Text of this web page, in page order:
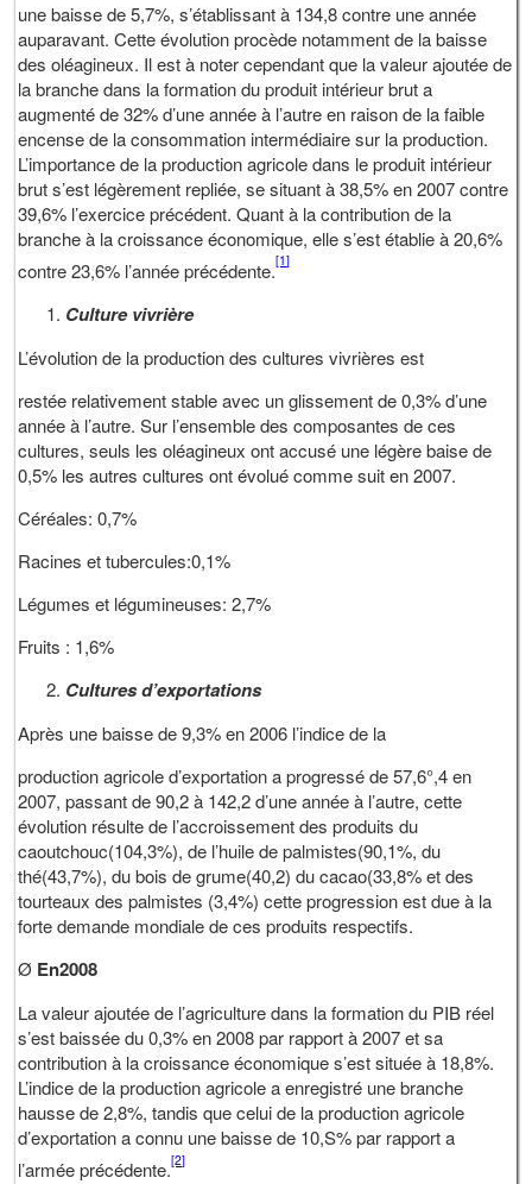
une baisse de 5,7%, s’établissant à 134,8 contre une année
auparavant. Cette évolution procède notamment de la baisse
des oléagineux. Il est à noter cependant que la valeur ajoutée de
la branche dans la formation du produit intérieur brut a
augmenté de 32% d’une année à l’autre en raison de la faible
encense de la consommation intermédiaire sur la production.
L’importance de la production agricole dans le produit intérieur
brut s’est légèrement repliée, se situant à 38,5% en 2007 contre
39,6% l’exercice précédent. Quant à la contribution de la
branche à la croissance économique, elle s’est établie à 20,6%
contre 23,6% l’année précédente.[1]
Culture vivrière
L’évolution de la production des cultures vivrières est
restée relativement stable avec un glissement de 0,3% d’une
année à l’autre. Sur l’ensemble des composantes de ces
cultures, seuls les oléagineux ont accusé une légère baise de
0,5% les autres cultures ont évolué comme suit en 2007.
Céréales: 0,7%
Racines et tubercules:0,1%
Légumes et légumineuses: 2,7%
Fruits : 1,6%
Cultures d’exportations
Après une baisse de 9,3% en 2006 l’indice de la
production agricole d’exportation a progressé de 57,6°,4 en
2007, passant de 90,2 à 142,2 d’une année à l’autre, cette
évolution résulte de l’accroissement des produits du
caoutchouc(104,3%), de l’huile de palmistes(90,1%, du
thé(43,7%), du bois de grume(40,2) du cacao(33,8% et des
tourteaux des palmistes (3,4%) cette progression est due à la
forte demande mondiale de ces produits respectifs.
Ø En2008
La valeur ajoutée de l’agriculture dans la formation du PIB réel
s’est baissée du 0,3% en 2008 par rapport à 2007 et sa
contribution à la croissance économique s’est située à 18,8%.
L’indice de la production agricole a enregistré une branche
hausse de 2,8%, tandis que celui de la production agricole
d’exportation a connu une baisse de 10,S% par rapport a
l’armée précédente.[2]